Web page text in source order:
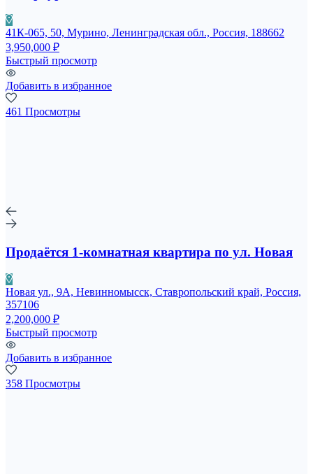
41К-065, 50, Мурино, Ленинградская обл., Россия, 188662
3,950,000 ₽
Быстрый просмотр
Добавить в избранное
461 Просмотры
Продаётся 1-комнатная квартира по ул. Новая
Новая ул., 9А, Невинномысск, Ставропольский край, Россия,
357106
2,200,000 ₽
Быстрый просмотр
Добавить в избранное
358 Просмотры